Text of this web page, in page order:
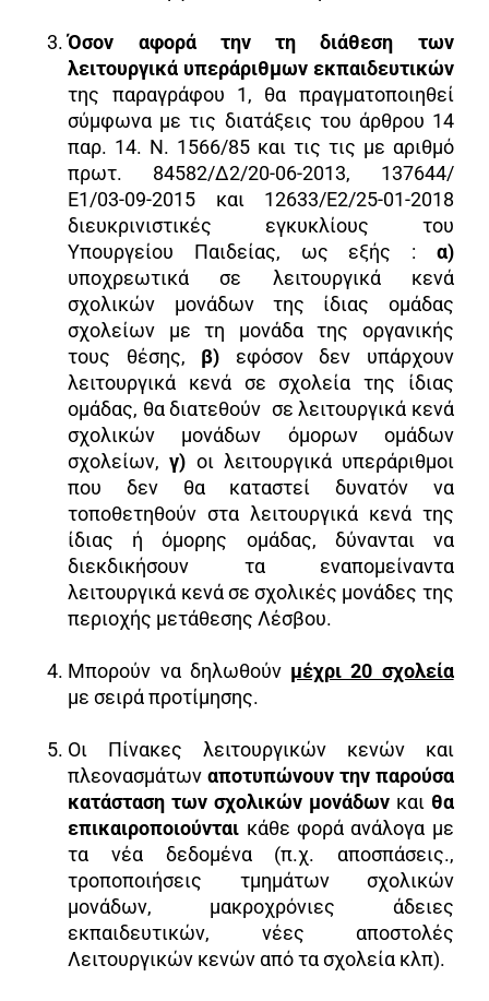
Όσον αφορά την τη διάθεση των
λειτουργικά υπεράριθμων εκπαιδευτικών
της παραγράφου 1, θα πραγματοποιηθεί
σύμφωνα με τις διατάξεις του άρθρου 14
παρ. 14. Ν. 1566/85 και τις τις με αριθμό
πρωτ. 84582/Δ2/20-06-2013, 137644/
Ε1/03-09-2015 και 12633/Ε2/25-01-2018
διευκρινιστικές εγκυκλίους του
Υπουργείου Παιδείας, ως εξής : α)
υποχρεωτικά σε λειτουργικά κενά
σχολικών μονάδων της ίδιας ομάδας
σχολείων με τη μονάδα της οργανικής
τους θέσης, β) εφόσον δεν υπάρχουν
λειτουργικά κενά σε σχολεία της ίδιας
ομάδας, θα διατεθούν σε λειτουργικά κενά
σχολικών μονάδων όμορων ομάδων
σχολείων,γ) οι λειτουργικά υπεράριθμοι
που δεν θα καταστεί δυνατόν να
τοποθετηθούν στα λειτουργικά κενά της
ίδιας ή όμορης ομάδας, δύνανται να
διεκδικήσουν τα εναπομείναντα
λειτουργικά κενά σε σχολικές μονάδες της
περιοχής μετάθεσης Λέσβου.
Μπορούν να δηλωθούν μέχρι 20 σχολεία
με σειρά προτίμησης.
Οι Πίνακες λειτουργικών κενών και
πλεονασμάτωναποτυπώνουν την παρούσα
κατάσταση των σχολικών μονάδων και θα
επικαιροποιούνται κάθε φορά ανάλογα με
τα νέα δεδομένα (π.χ. αποσπάσεις.,
τροποποιήσεις τμημάτων σχολικών
μονάδων, μακροχρόνιες άδειες
εκπαιδευτικών, νέες αποστολές
Λειτουργικών κενών από τα σχολεία κλπ).